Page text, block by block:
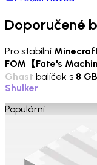
Doporučené
Pro stabilní
FOM【Fate's
Ghast balíček s 8
Shulker.
Populární